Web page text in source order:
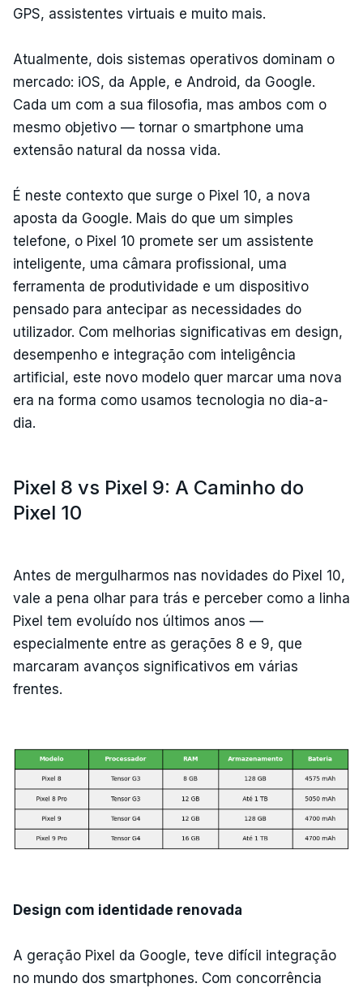
GPS, assistentes virtuais e muito mais.
Atualmente, dois sistemas operativos dominam o
mercado: iOS, da Apple, e Android, da Google.
Cada um com a sua filosofia, mas ambos com o
mesmo objetivo — tornar o smartphone uma
extensão natural da nossa vida.
É neste contexto que surge o Pixel 10, a nova
aposta da Google. Mais do que um simples
telefone, o Pixel 10 promete ser um assistente
inteligente, uma câmara profissional, uma
ferramenta de produtividade e um dispositivo
pensado para antecipar as necessidades do
utilizador. Com melhorias significativas em design,
desempenho e integração com inteligência
artificial, este novo modelo quer marcar uma nova
era na forma como usamos tecnologia no dia-a-
dia.
Pixel 8 vs Pixel 9: A Caminho do
Pixel 10
Antes de mergulharmos nas novidades do Pixel 10,
vale a pena olhar para trás e perceber como a linha
Pixel tem evoluído nos últimos anos —
especialmente entre as gerações 8 e 9, que
marcaram avanços significativos em várias
frentes.
Design com identidade renovada
A geração Pixel da Google, teve difícil integração
no mundo dos smartphones. Com concorrência